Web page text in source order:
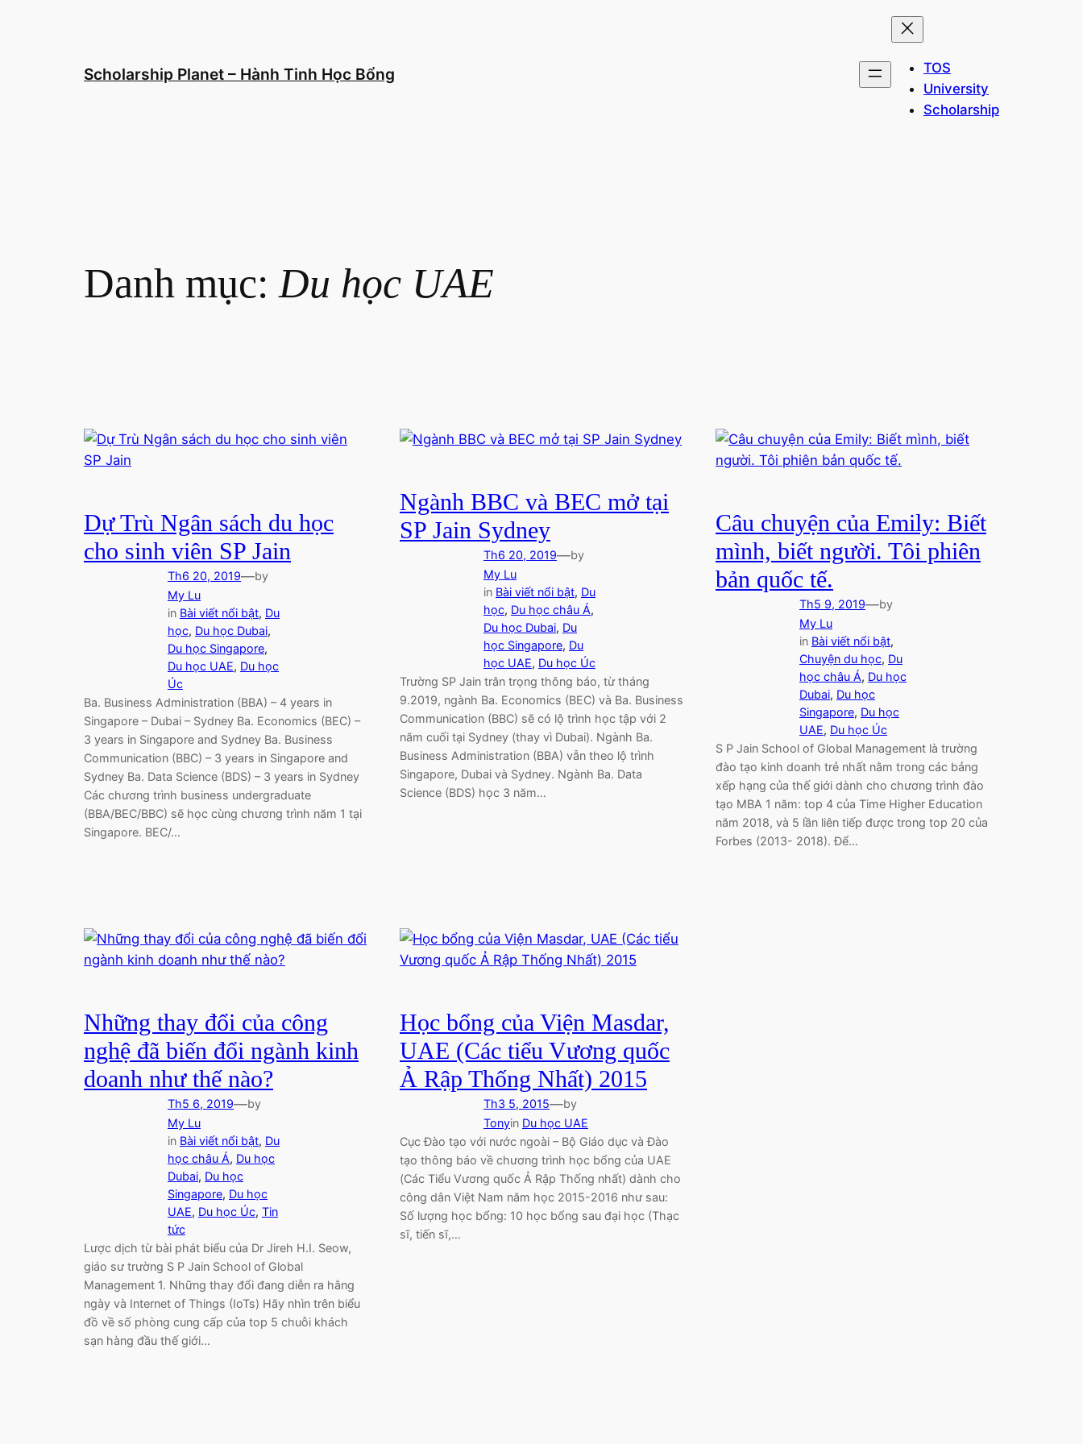
Scholarship Planet – Hành Tinh Học Bổng
TOS
University
Scholarship
Danh mục:Du học UAE
Dự Trù Ngân sách du học
cho sinh viên SP Jain
Th6 20, 2019—by
My Lu
in Bài viết nổi bật, Du
học, Du học Dubai
Du học Singapore
Du học UAE, Du học
Úc
Ba. Business Administration (BBA) – 4 years in
Singapore – Dubai – Sydney Ba. Economics (BEC) –
3 years in Singapore and Sydney Ba. Business
Communication (BBC) – 3 years in Singapore and
Sydney Ba. Data Science (BDS) – 3 years in Sydney
Các chương trình business undergraduate
(BBA/BEC/BBC) sẽ học cùng chương trình năm 1 tại
Singapore. BEC/…
Ngành BBC và BEC mở tại
SP Jain Sydney
Th6 20, 2019—by
My Lu
in Bài viết nổi bật, Du
học, Du học châu Á
Du học Dubai, Du
học Singapore, Du
học UAE, Du học Úc
Trường SP Jain trân trọng thông báo, từ tháng
9.2019, ngành Ba. Economics (BEC) và Ba. Business
Communication (BBC) sẽ có lộ trình học tập với 2
năm cuối tại Sydney (thay vì Dubai). Ngành Ba.
Business Administration (BBA) vẫn theo lộ trình
Singapore, Dubai và Sydney. Ngành Ba. Data
Science (BDS) học 3 năm…
Câu chuyện của Emily: Biết
mình, biết người. Tôi phiên
bản quốc tế.
Th5 9, 2019—by
My Lu
in Bài viết nổi bật
Chuyện du học, Du
học châu Á, Du học
Dubai, Du học
Singapore, Du học
UAE, Du học Úc
S P Jain School of Global Management là trường
đào tạo kinh doanh trẻ nhất nằm trong các bảng
xếp hạng của thế giới dành cho chương trình đào
tạo MBA 1 năm: top 4 của Time Higher Education
năm 2018, và 5 lần liên tiếp được trong top 20 của
Forbes (2013- 2018). Để…
Những thay đổi của công
nghệ đã biến đổi ngành kinh
doanh như thế nào?
Th5 6, 2019—by
My Lu
in Bài viết nổi bật, Du
học châu Á, Du học
Dubai, Du học
Singapore, Du học
UAE, Du học Úc, Tin
tức
Lược dịch từ bài phát biểu của Dr Jireh H.I. Seow,
giáo sư trường S P Jain School of Global
Management 1. Những thay đổi đang diễn ra hằng
ngày và Internet of Things (IoTs) Hãy nhìn trên biểu
đồ về số phòng cung cấp của top 5 chuỗi khách
sạn hàng đầu thế giới…
Học bổng của Viện Masdar,
UAE (Các tiểu Vương quốc
Ả Rập Thống Nhất) 2015
Th3 5, 2015—by
Tonyin Du học UAE
Cục Đào tạo với nước ngoài – Bộ Giáo dục và Đào
tạo thông báo về chương trình học bổng của UAE
(Các Tiểu Vương quốc Ả Rập Thống nhất) dành cho
công dân Việt Nam năm học 2015-2016 như sau:
Số lượng học bổng: 10 học bổng sau đại học (Thạc
sĩ, tiến sĩ,…